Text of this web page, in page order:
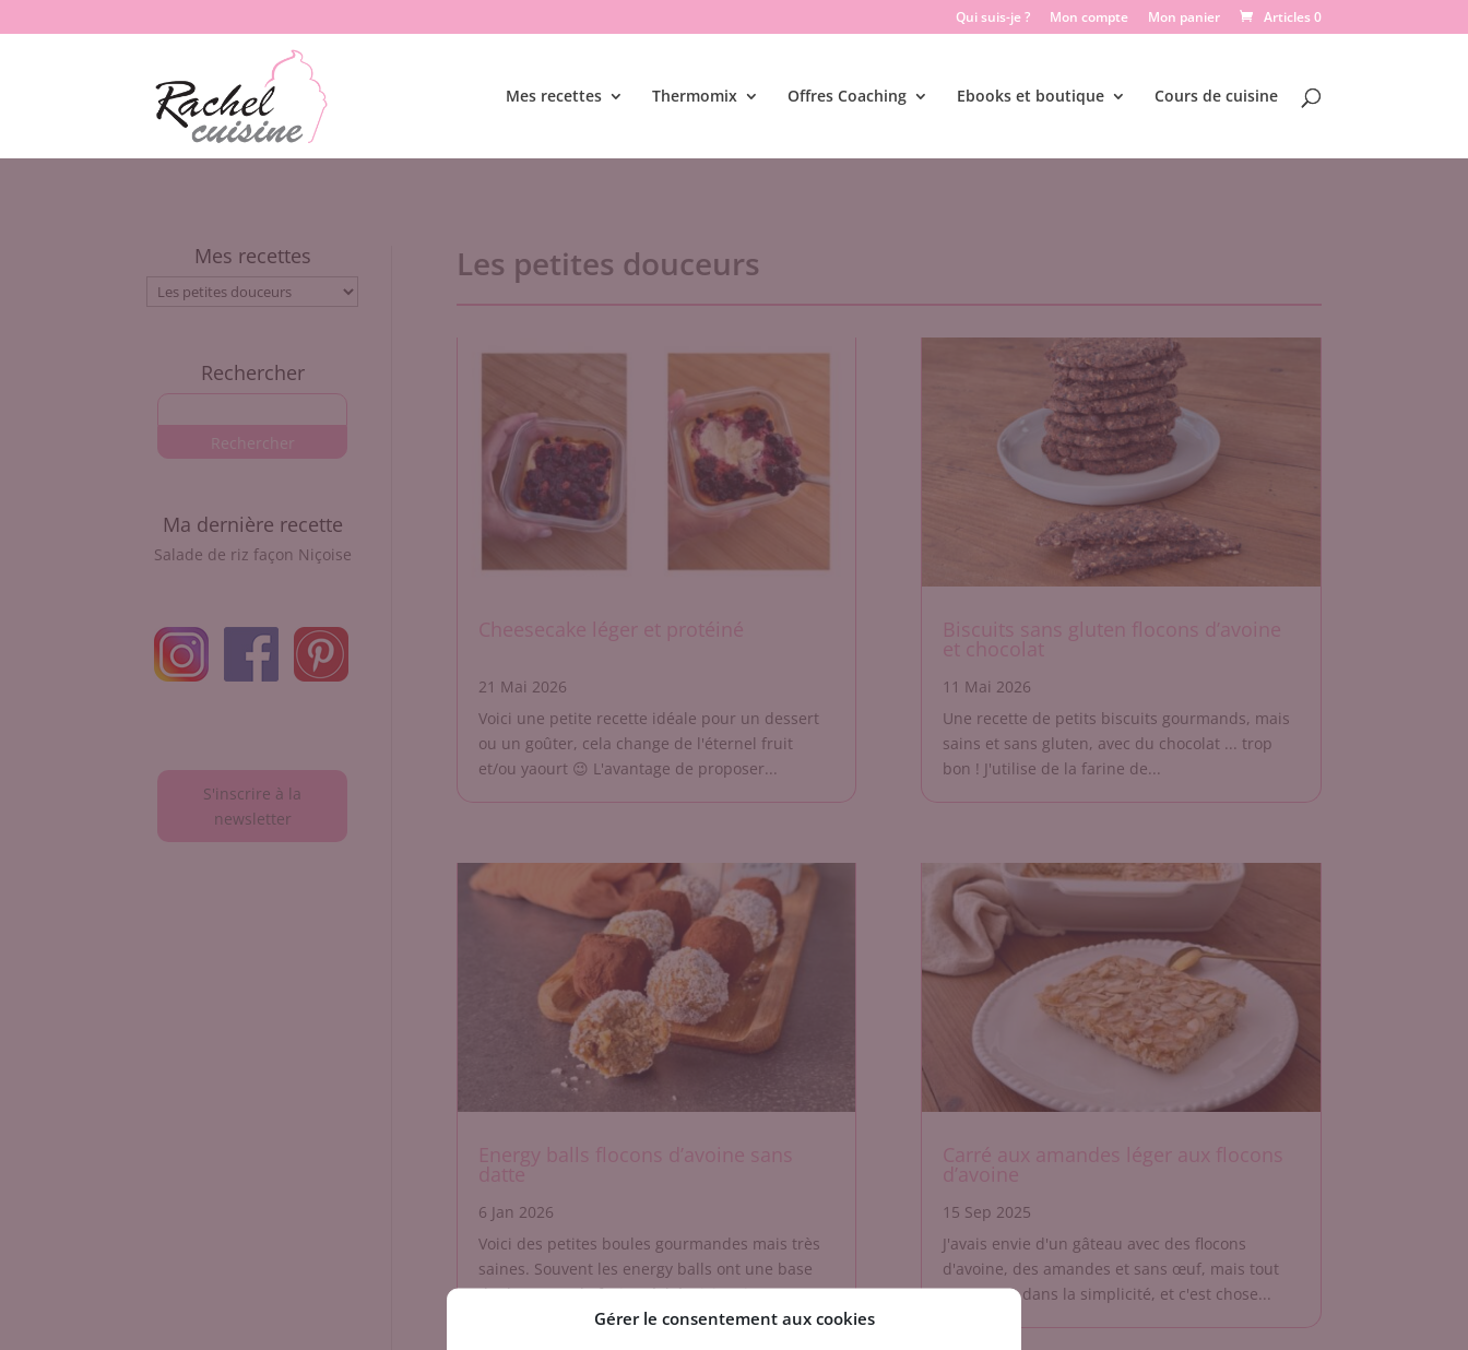
Gérer le consentement aux cookies
Qui suis-je ? Mon compte Mon panier Articles 0
Mes recettes Thermomix Offres Coaching Ebooks et boutique Cours de cuisine
Mes recettes
Mes
Rechercher
Ma dernière recette
Salade de riz façon Niçoise
S'inscrire à la
newsletter
Les petites douceurs
Cheesecake léger et protéiné
21 Mai 2026
Voici une petite recette idéale pour un dessert
ou un goûter, cela change de l'éternel fruit
et/ou yaourt 😉 L'avantage de proposer...
Energy balls flocons d’avoine sans
datte
6 Jan 2026
Voici des petites boules gourmandes mais très
saines. Souvent les energy balls ont une base
de dattes ou de fruits séchés, ici moins...
Biscuits sans gluten flocons d’avoine
et chocolat
11 Mai 2026
Une recette de petits biscuits gourmands, mais
sains et sans gluten, avec du chocolat ... trop
bon ! J'utilise de la farine de...
Carré aux amandes léger aux flocons
d’avoine
15 Sep 2025
J'avais envie d'un gâteau avec des flocons
d'avoine, des amandes et sans œuf, mais tout
en restant dans la simplicité, et c'est chose...